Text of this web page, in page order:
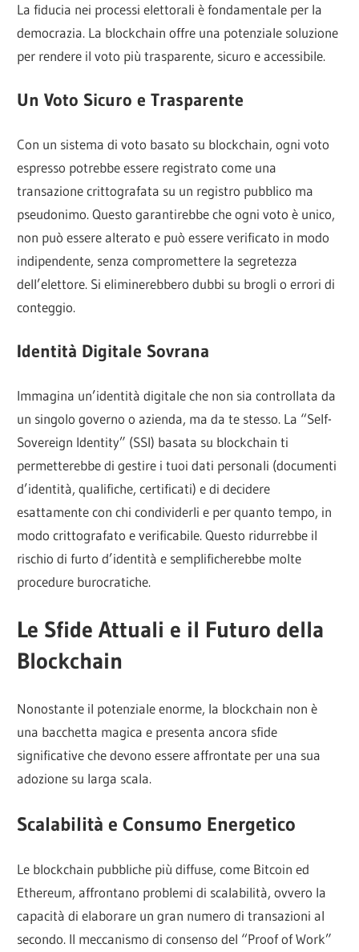
La fiducia nei processi elettorali è fondamentale per la
democrazia. La blockchain offre una potenziale soluzione
per rendere il voto più trasparente, sicuro e accessibile.
Un Voto Sicuro e Trasparente
Con un sistema di voto basato su blockchain, ogni voto
espresso potrebbe essere registrato come una
transazione crittografata su un registro pubblico ma
pseudonimo. Questo garantirebbe che ogni voto è unico,
non può essere alterato e può essere verificato in modo
indipendente, senza compromettere la segretezza
dell’elettore. Si eliminerebbero dubbi su brogli o errori di
conteggio.
Identità Digitale Sovrana
Immagina un’identità digitale che non sia controllata da
un singolo governo o azienda, ma da te stesso. La “Self-
Sovereign Identity” (SSI) basata su blockchain ti
permetterebbe di gestire i tuoi dati personali (documenti
d’identità, qualifiche, certificati) e di decidere
esattamente con chi condividerli e per quanto tempo, in
modo crittografato e verificabile. Questo ridurrebbe il
rischio di furto d’identità e semplificherebbe molte
procedure burocratiche.
Le Sfide Attuali e il Futuro della
Blockchain
Nonostante il potenziale enorme, la blockchain non è
una bacchetta magica e presenta ancora sfide
significative che devono essere affrontate per una sua
adozione su larga scala.
Scalabilità e Consumo Energetico
Le blockchain pubbliche più diffuse, come Bitcoin ed
Ethereum, affrontano problemi di scalabilità, ovvero la
capacità di elaborare un gran numero di transazioni al
secondo. Il meccanismo di consenso del “Proof of Work”